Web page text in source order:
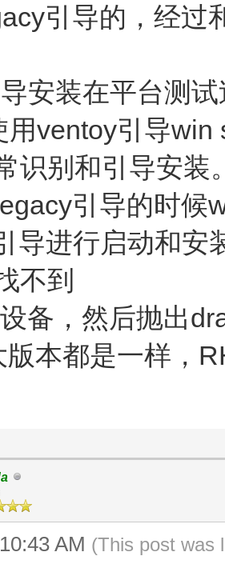
引导的，经过
安装在平台测
用ventoy引导
识别和引导安装
引导的时候
导进行启动和安
不到
备，然后抛出
本都是一样，
AM (This post was